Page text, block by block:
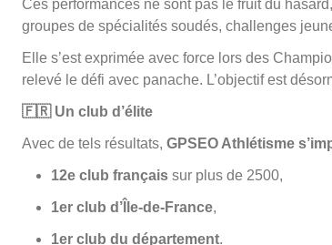
Ces performances ne sont pas le fruit du
groupes de spécialités soudés, challenges
Elle s’est exprimée avec force lors des
relevé le défi avec panache. L’objectif est
🇫🇷Un club d’élite
Avec de tels résultats, GPSEO Athlétisme
12e club français sur plus de 2500,
1er club d’Île-de-France,
1er club du département.